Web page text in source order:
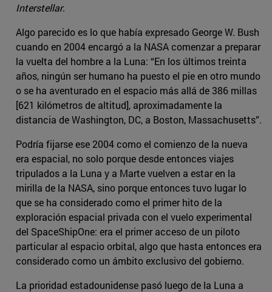
Interstellar.
Algo parecido es lo que había expresado George W. Bush
cuando en 2004 encargó a la NASA comenzar a preparar
la vuelta del hombre a la Luna: “En los últimos treinta
años, ningún ser humano ha puesto el pie en otro mundo
o se ha aventurado en el espacio más allá de 386 millas
[621 kilómetros de altitud], aproximadamente la
distancia de Washington, DC, a Boston, Massachusetts”.
Podría fijarse ese 2004 como el comienzo de la nueva
era espacial, no solo porque desde entonces viajes
tripulados a la Luna y a Marte vuelven a estar en la
mirilla de la NASA, sino porque entonces tuvo lugar lo
que se ha considerado como el primer hito de la
exploración espacial privada con el vuelo experimental
del SpaceShipOne: era el primer acceso de un piloto
particular al espacio orbital, algo que hasta entonces era
considerado como un ámbito exclusivo del gobierno.
La prioridad estadounidense pasó luego de la Luna a